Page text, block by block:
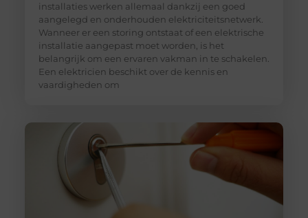
installaties werken allemaal dankzij een goed
aangelegd en onderhouden elektriciteitsnetwerk.
Wanneer er een storing ontstaat of een elektrische
installatie aangepast moet worden, is het
belangrijk om een ervaren vakman in te schakelen.
Een elektricien beschikt over de kennis en
vaardigheden om